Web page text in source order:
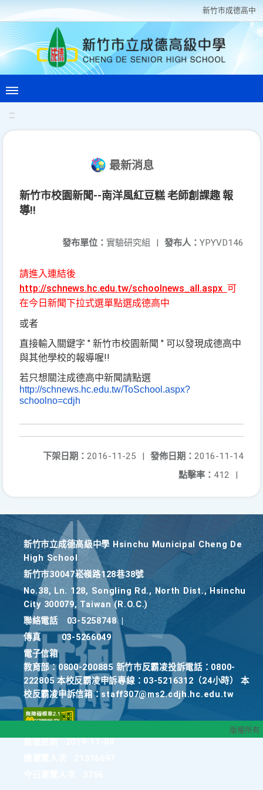
新竹巿成德高中
:::
最新消息
新竹市校園新聞--南洋風紅豆糕 老師創課趣 報
導!!
發布人： YPYVD146
發布單位： 實驗研究組 |
請進入連結後
http://schnews.hc.edu.tw/schoolnews_all.aspx 可
在今日新聞下拉式選單點選成德高中
或者
直接輸入關鍵字 " 新竹市校園新聞 " 可以發現成德高中
與其他學校的報導喔!!
若只想關注成德高中新聞請點選
http://schnews.hc.edu.tw/ToSchool.aspx?
schoolno=cdjh
發佈日期： 2016-11-14
下架日期： 2016-11-25
|
點擊率： 412 |
新竹巿立成德高級中學 Hsinchu Municipal Cheng De
High School
新竹巿30047崧嶺路128巷38號
No.38, Ln. 128, Songling Rd., North Dist., Hsinchu
City 300079, Taiwan (R.O.C.)
聯絡電話
03-5258748
傳真
03-5266049
電子信箱
教育部：0800-200885 新竹市反霸凌投訴電話：0800-
222805 本校反霸凌申訴專線：03-5216312（24小時） 本
校反霸凌申訴信箱：staff307@ms2.cdjh.hc.edu.tw
版權所有